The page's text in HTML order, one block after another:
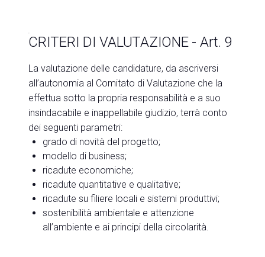
CRITERI DI VALUTAZIONE - Art. 9
La valutazione delle candidature, da ascriversi
all’autonomia al Comitato di Valutazione che la
effettua sotto la propria responsabilità e a suo
insindacabile e inappellabile giudizio, terrà conto
dei seguenti parametri:
grado di novità del progetto;
modello di business;
ricadute economiche;
ricadute quantitative e qualitative;
ricadute su filiere locali e sistemi produttivi;
sostenibilità ambientale e attenzione
all’ambiente e ai principi della circolarità.